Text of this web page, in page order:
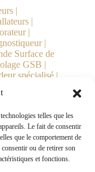
telles que les
Le fait de consentir
que le comportement de
ou de retirer son
et fonctions.
|
|
|
|
Surface de
GSB |
spécialisé |
| MOE |
|
| Marque |